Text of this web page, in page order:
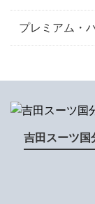
プレミアム・
吉田スーツ国